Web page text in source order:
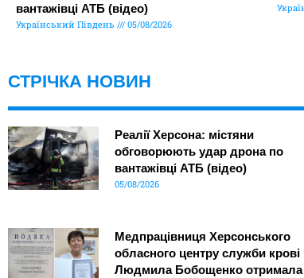
вантажівці АТБ (відео)
Український Південь 05/08/2026
СТРІЧКА НОВИН
Реалії Херсона: містяни
обговорюють удар дрона по
вантажівці АТБ (відео)
05/08/2026
Медпрацівниця Херсонського
обласного центру служби крові
Людмила Бобощенко отримала